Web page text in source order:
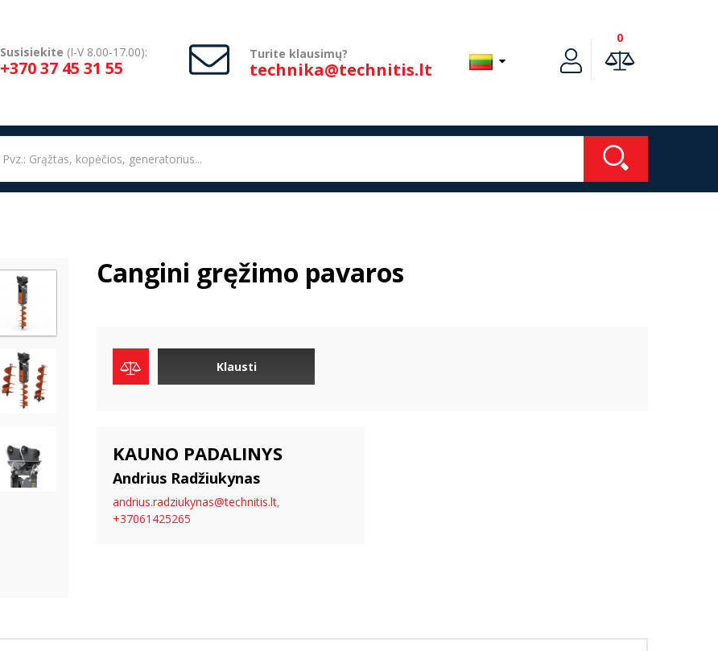
Susisiekite (I-V 8.00-17.00):
+370 37 45 31 55
Turite klausimų?
technika@technitis.lt
0
Cangini gręžimo pavaros
Klausti
KAUNO PADALINYS
Andrius Radžiukynas
andrius.radziukynas@technitis.lt,
+37061425265